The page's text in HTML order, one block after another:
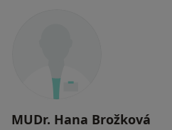
MUDr. Hana Brožková